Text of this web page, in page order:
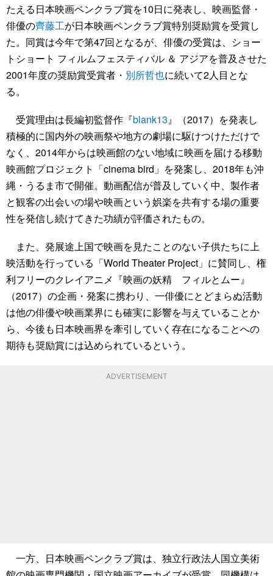
たえる日本映画ペンクラブ賞を10日に発表し、映画監督・
俳優の齊藤工が日本映画ペンクラブ賞特別奨励賞を受賞し
た。同賞は今年で第47回となるが、俳優の受賞は、ショー
トショート フィルムフェスティバル ＆ アジアを普及させた
2001年度の奨励賞受賞者・ 別所哲也に続いて2人目とな
る。
受賞理由は長編初監督作『blank13』（2017）を発表し
積極的に国内外の映画祭や地方の劇場に駆けつけただけで
なく、2014年からは映画館のない地域に映画を届ける移動
映画館プロジェクト「cinema bird」を発案し、2018年も沖
縄・うるま市で開催。動画配信が普及していく中、製作者
と観客の出会いの場や映画という娯楽を共有する場の重要
性を発信し続けてきた功績が評価されたもの。
また、発展途上国で映画を見たことのない子供たちに上
映活動を行っている「World Theater Project」に賛同し、権
利フリーのクレイアニメ『映画の妖精 フィルとムー』
（2017）の企画・発案に携わり、一俳優にとどまらぬ活動
は他の俳優や映画業界にも確実に影響を与えていることか
ら、今後も日本映画界を牽引していく存在になることへの
期待も奨励賞には込められているという。
ADVERTISEMENT
一方、日本映画ペンクラブ賞は、独立行政法人国立美術